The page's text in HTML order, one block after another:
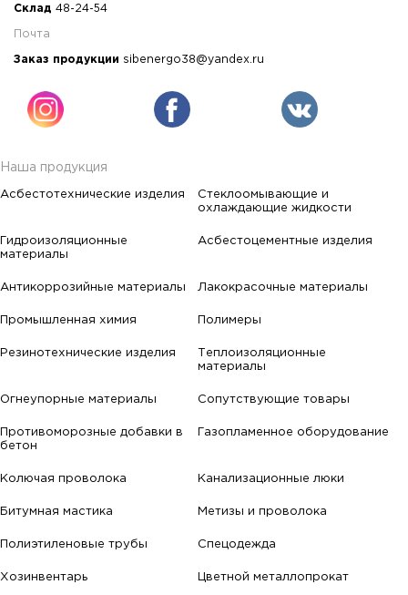
Склад 48-24-54
Почта
Заказ продукции sibenergo38@yandex.ru
Наша продукция
Асбестотехнические изделия
Стеклоомывающие и
охлаждающие жидкости
Гидроизоляционные
материалы
Асбестоцементные изделия
Антикоррозийные материалы Лакокрасочные материалы
Промышленная химия Полимеры
Резинотехнические изделия
Теплоизоляционные
материалы
Огнеупорные материалы Сопутствующие товары
Противоморозные добавки в
бетон
Газопламенное оборудование
Колючая проволока Канализационные люки
Битумная мастика Метизы и проволока
Полиэтиленовые трубы Спецодежда
Хозинвентарь Цветной металлопрокат